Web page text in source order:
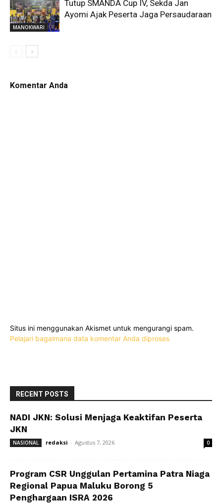
MANOKWARI
Tutup SMANDA Cup IV, Sekda Jan
Ayomi Ajak Peserta Jaga Persaudaraan
Komentar Anda
Situs ini menggunakan Akismet untuk mengurangi spam.
Pelajari bagaimana data komentar Anda diproses
RECENT POSTS
NADI JKN: Solusi Menjaga Keaktifan Peserta
JKN
NASIONAL redaksi - Agustus 7, 2026 0
Program CSR Unggulan Pertamina Patra Niaga
Regional Papua Maluku Borong 5
Penghargaan ISRA 2026